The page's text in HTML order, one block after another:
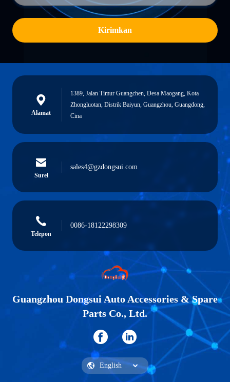
Kirimkan
Alamat
1389, Jalan Timur Guangchen, Desa Maogang, Kota
Zhongluotan, Distrik Baiyun, Guangzhou, Guangdong,
Cina
Surel
sales4@gzdongsui.com
Telepon
0086-18122298309
Guangzhou Dongsui Auto Accessories & Spare
Parts Co., Ltd.